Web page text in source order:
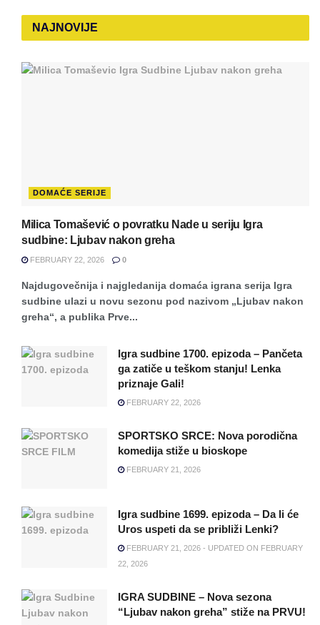
NAJNOVIJE
DOMAĆE SERIJE
Milica Tomašević o povratku Nade u seriju Igra
sudbine: Ljubav nakon greha
FEBRUARY 22, 2026 0
Najdugovečnija i najgledanija domaća igrana serija Igra
sudbine ulazi u novu sezonu pod nazivom „Ljubav nakon
greha“, a publika Prve...
Igra sudbine 1700. epizoda – Pančeta
ga zatiče u teškom stanju! Lenka
priznaje Gali!
FEBRUARY 22, 2026
SPORTSKO SRCE: Nova porodična
komedija stiže u bioskope
FEBRUARY 21, 2026
Igra sudbine 1699. epizoda – Da li će
Uros uspeti da se približi Lenki?
FEBRUARY 21, 2026 - UPDATED ON FEBRUARY
22, 2026
IGRA SUDBINE – Nova sezona
“Ljubav nakon greha” stiže na PRVU!